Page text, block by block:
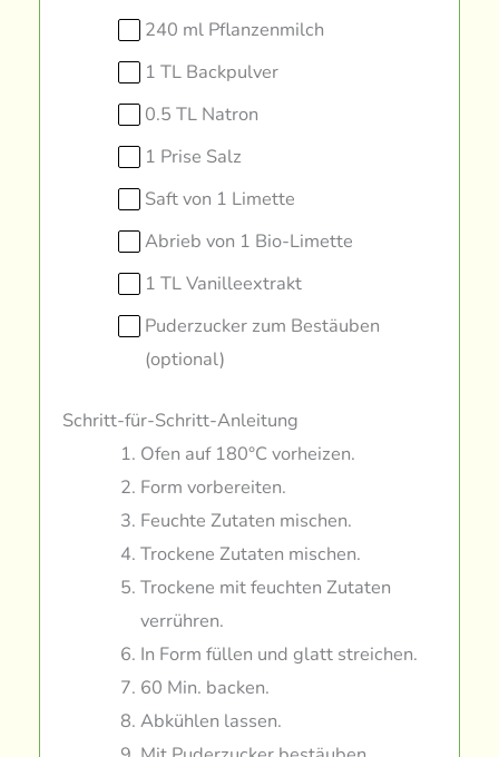
240 ml Pflanzenmilch
1 TL Backpulver
0.5 TL Natron
1 Prise Salz
Saft von 1 Limette
Abrieb von 1 Bio-Limette
1 TL Vanilleextrakt
Puderzucker zum Bestäuben
(optional)
Schritt-für-Schritt-Anleitung
Ofen auf 180°C vorheizen.
Form vorbereiten.
Feuchte Zutaten mischen.
Trockene Zutaten mischen.
Trockene mit feuchten Zutaten
verrühren.
In Form füllen und glatt streichen.
60 Min. backen.
Abkühlen lassen.